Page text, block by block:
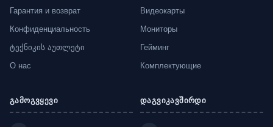
Гарантия и возврат
Конфиденциальность
ტექნიკის აუთლეტი
О нас
Видеокарты
Мониторы
Гейминг
Комплектующие
გამოგვყევი დაგვიკავშირდი